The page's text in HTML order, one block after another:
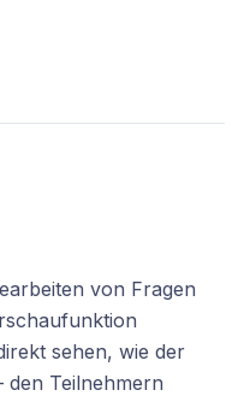
von Fragen
sehen, wie der
den Teilnehmern